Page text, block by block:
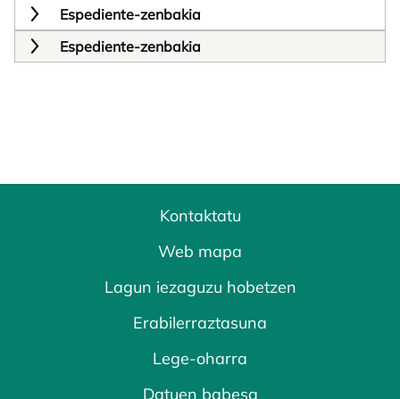
Espediente-zenbakia
Espediente-zenbakia
Kontaktatu
Web mapa
Lagun iezaguzu hobetzen
Erabilerraztasuna
Lege-oharra
Datuen babesa